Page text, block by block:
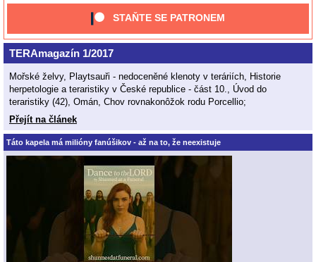
STAŇTE SE PATRONEM
TERAmagazín 1/2017
Mořské želvy, Playtsauři - nedoceněné klenoty v teráriích, Historie
herpetologie a teraristiky v České republice - část 10., Úvod do
teraristiky (42), Omán, Chov rovnakonôžok rodu Porcellio;
Přejít na článek
Táto kapela má milióny fanúšikov - až na to, že neexistuje